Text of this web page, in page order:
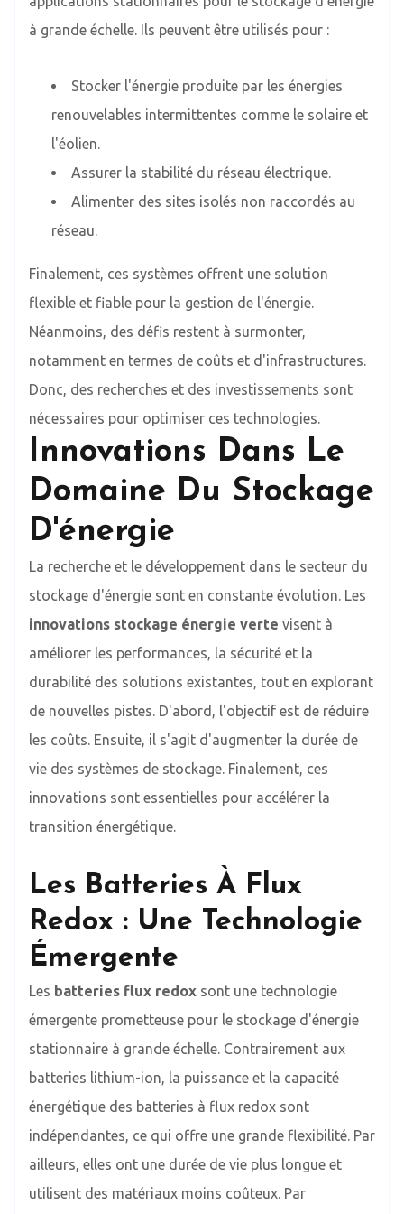
à grande échelle. Ils peuvent être utilisés pour :
Stocker l'énergie produite par les énergies
renouvelables intermittentes comme le solaire et
l'éolien.
Assurer la stabilité du réseau électrique.
Alimenter des sites isolés non raccordés au
réseau.
Finalement, ces systèmes offrent une solution
flexible et fiable pour la gestion de l'énergie.
Néanmoins, des défis restent à surmonter,
notamment en termes de coûts et d'infrastructures.
Donc, des recherches et des investissements sont
nécessaires pour optimiser ces technologies.
Innovations Dans Le
Domaine Du Stockage
D'énergie
La recherche et le développement dans le secteur du
stockage d'énergie sont en constante évolution. Les
innovations stockage énergie verte visent à
améliorer les performances, la sécurité et la
durabilité des solutions existantes, tout en explorant
de nouvelles pistes. D'abord, l'objectif est de réduire
les coûts. Ensuite, il s'agit d'augmenter la durée de
vie des systèmes de stockage. Finalement, ces
innovations sont essentielles pour accélérer la
transition énergétique.
Les Batteries À Flux
Redox : Une Technologie
Émergente
Les batteries flux redox sont une technologie
émergente prometteuse pour le stockage d'énergie
stationnaire à grande échelle. Contrairement aux
batteries lithium-ion, la puissance et la capacité
énergétique des batteries à flux redox sont
indépendantes, ce qui offre une grande flexibilité. Par
ailleurs, elles ont une durée de vie plus longue et
utilisent des matériaux moins coûteux. Par